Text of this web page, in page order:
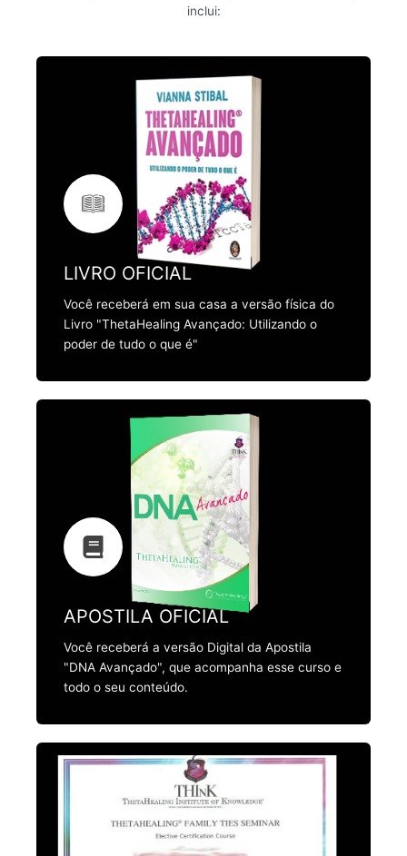
inclui:
LIVRO OFICIAL
Você receberá em sua casa a versão física do
Livro "ThetaHealing Avançado: Utilizando o
poder de tudo o que é"
APOSTILA OFICIAL
Você receberá a versão Digital da Apostila
"DNA Avançado", que acompanha esse curso e
todo o seu conteúdo.